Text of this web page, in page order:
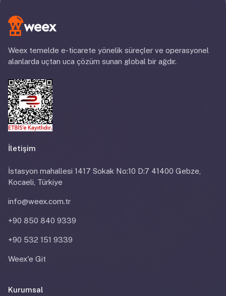
Weex temelde e-ticarete yönelik süreçler ve operasyonel
alanlarda uçtan uca çözüm sunan global bir ağdır.
İletişim
İstasyon mahallesi 1417 Sokak No:10 D:7 41400 Gebze,
Kocaeli, Türkiye
info@weex.com.tr
+90 850 840 9339
+90 532 151 9339
Weex'e Git
Kurumsal